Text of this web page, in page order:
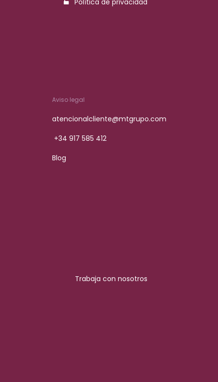
Política de privacidad
Aviso legal
atencionalcliente@mtgrupo.com
+34 917 585 412
Blog
Trabaja con nosotros